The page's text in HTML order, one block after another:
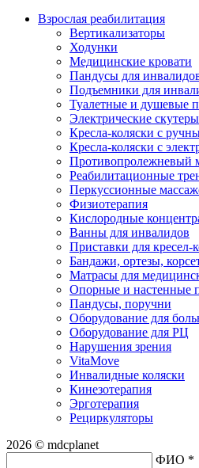
Взрослая реабилитация
Вертикализаторы
Ходунки
Медицинские кровати
Пандусы для
Подъемники для
Туалетные и душевые
Электрические скутеры
Кресла-коляски с
Кресла-коляски с
Противопролежневый
Реабилитационные
Перкуссионные
Физиотерапия
Кислородные
Ванны для инвалидов
Приставки для кресел-
Бандажи, ортезы,
Матрасы для
Опорные и настенные
Пандусы, поручни
Оборудование для
Оборудование для РЦ
Нарушения зрения
VitaMove
Инвалидные коляски
Кинезотерапия
Эрготерапия
Рециркуляторы
2026 © mdcplanet
ФИО *